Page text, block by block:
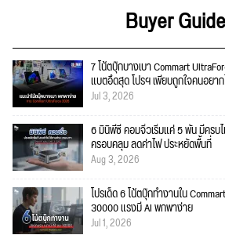
Buyer Guide
7 โน้ตบุ๊กบางเบา Commart
แบตอึดสุด โปรฯ เพียบถูกใจคนอยา
Jul 3, 2026
6 มินิพีซี คอมจิ๋วเริ่มแค่ 5 พัน มีครบ
ครอบคลุม ลดค่าไฟ ประหยัดพื้นที่
Aug 3, 2026
โปรเด็ด 6 โน้ตบุ๊กทำงานใน
30000 แรงมี AI พกพาง่าย
Jul 1, 2026